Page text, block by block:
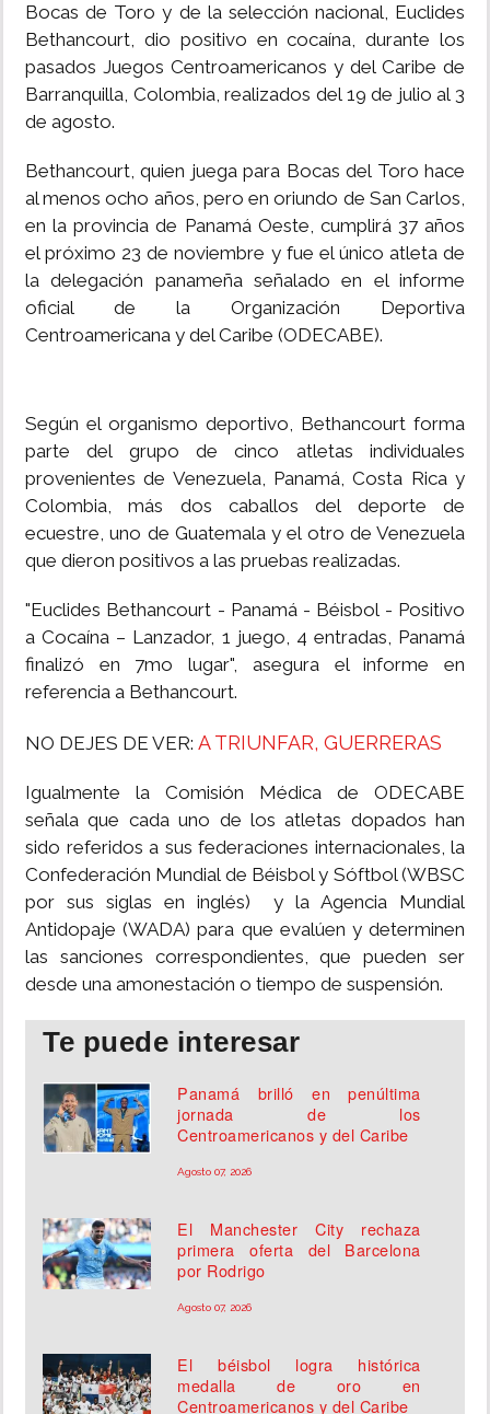
Bocas de Toro y de la selección nacional, Euclides
Bethancourt, dio positivo en cocaína, durante los
pasados Juegos Centroamericanos y del Caribe de
Barranquilla, Colombia, realizados del 19 de julio al 3
de agosto.
Bethancourt, quien juega para Bocas del Toro hace
al menos ocho años, pero en oriundo de San Carlos,
en la provincia de Panamá Oeste, cumplirá 37 años
el próximo 23 de noviembre y fue el único atleta de
la delegación panameña señalado en el informe
oficial de la Organización Deportiva
Centroamericana y del Caribe (ODECABE).
Según el organismo deportivo, Bethancourt forma
parte del grupo de cinco atletas individuales
provenientes de Venezuela, Panamá, Costa Rica y
Colombia, más dos caballos del deporte de
ecuestre, uno de Guatemala y el otro de Venezuela
que dieron positivos a las pruebas realizadas.
"Euclides Bethancourt - Panamá - Béisbol - Positivo
a Cocaína – Lanzador, 1 juego, 4 entradas, Panamá
finalizó en 7mo lugar", asegura el informe en
referencia a Bethancourt.
NO DEJES DE VER: A TRIUNFAR, GUERRERAS
Igualmente la Comisión Médica de ODECABE
señala que cada uno de los atletas dopados han
sido referidos a sus federaciones internacionales, la
Confederación Mundial de Béisbol y Sóftbol (WBSC
por sus siglas en inglés) y la Agencia Mundial
Antidopaje (WADA) para que evalúen y determinen
las sanciones correspondientes, que pueden ser
desde una amonestación o tiempo de suspensión.
Te puede interesar
Panamá brilló en penúltima
jornada de los
Centroamericanos y del Caribe
Agosto 07, 2026
El Manchester City rechaza
primera oferta del Barcelona
por Rodrigo
Agosto 07, 2026
El béisbol logra histórica
medalla de oro en
Centroamericanos y del Caribe